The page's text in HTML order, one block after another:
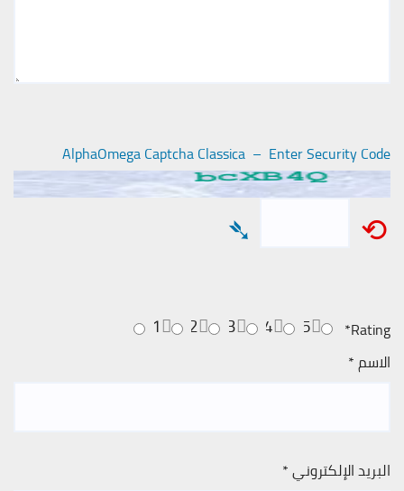
AlphaOmega Captcha Classica – Enter Security Code
⟲
➴
Rating
*
5
4
3
2
1
الاسم*
البريد الإلكتروني*